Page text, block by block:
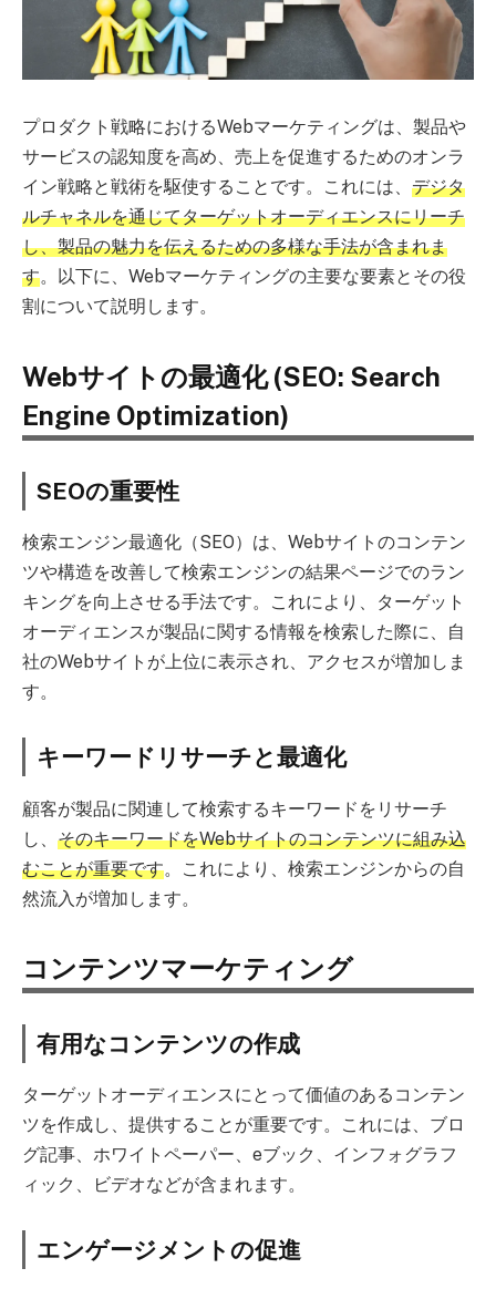
プロダクト戦略におけるWebマーケティングは、製品や
サービスの認知度を高め、売上を促進するためのオンラ
イン戦略と戦術を駆使することです。これには、 デジタ
ルチャネルを通じてターゲットオーディエンスにリーチ
し、製品の魅力を伝えるための多様な手法が含まれま
す。以下に、Webマーケティングの主要な要素とその役
割について説明します。
Webサイトの最適化 (SEO: Search
Engine Optimization)
SEOの重要性
検索エンジン最適化（SEO）は、Webサイトのコンテン
ツや構造を改善して検索エンジンの結果ページでのラン
キングを向上させる手法です。これにより、ターゲット
オーディエンスが製品に関する情報を検索した際に、自
社のWebサイトが上位に表示され、アクセスが増加しま
す。
キーワードリサーチと最適化
顧客が製品に関連して検索するキーワードをリサーチ
し、 そのキーワードをWebサイトのコンテンツに組み込
むことが重要です。これにより、検索エンジンからの自
然流入が増加します。
コンテンツマーケティング
有用なコンテンツの作成
ターゲットオーディエンスにとって価値のあるコンテン
ツを作成し、提供することが重要です。これには、ブロ
グ記事、ホワイトペーパー、eブック、インフォグラフ
ィック、ビデオなどが含まれます。
エンゲージメントの促進